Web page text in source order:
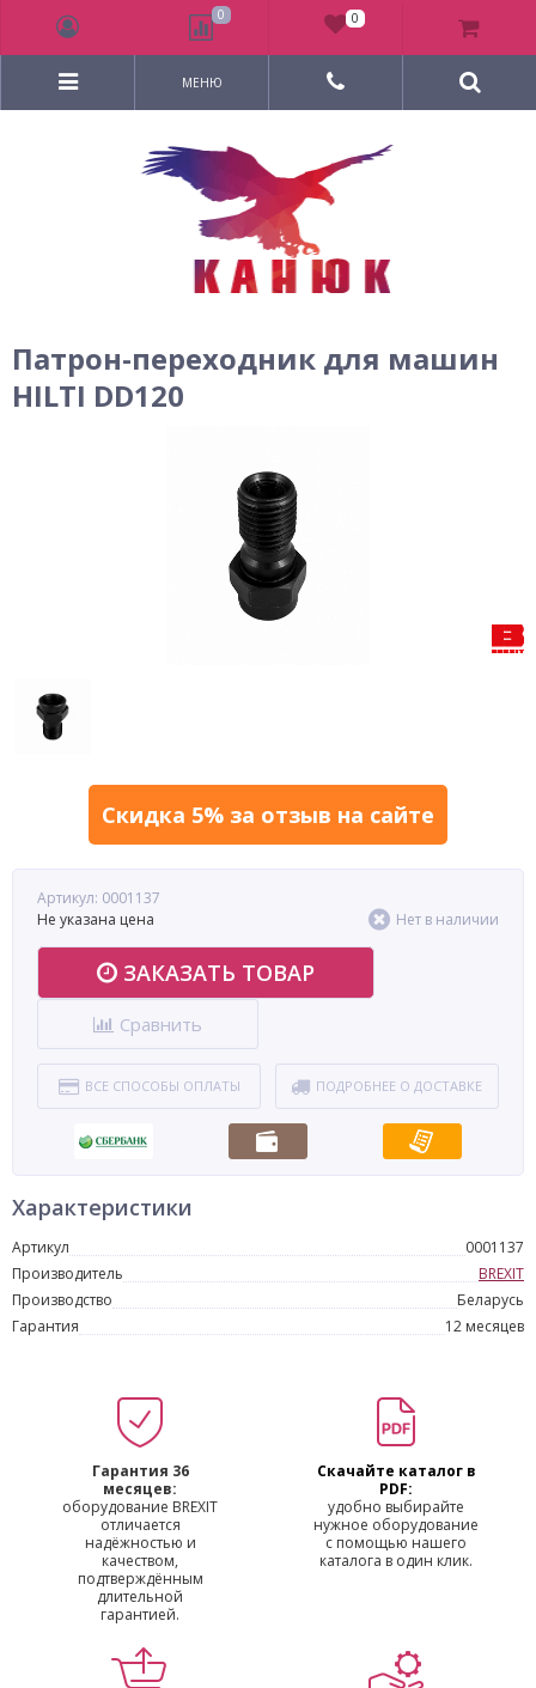
МЕНЮ
Патрон-переходник для машин
HILTI DD120
Скидка 5% за отзыв на сайте
Артикул: 0001137
Не указана цена
Нет в наличии
ЗАКАЗАТЬ ТОВАР
Сравнить
ВСЕ СПОСОБЫ ОПЛАТЫ ПОДРОБНЕЕ О ДОСТАВКЕ
Характеристики
Артикул
0001137
Производитель
BREXIT
Производство
Беларусь
Гарантия
12 месяцев
Гарантия 36
месяцев:
оборудование BREXIT
отличается
надёжностью и
качеством,
подтверждённым
длительной
гарантией.
Скачайте каталог в
PDF:
удобно выбирайте
нужное оборудование
с помощью нашего
каталога в один клик.
0 0